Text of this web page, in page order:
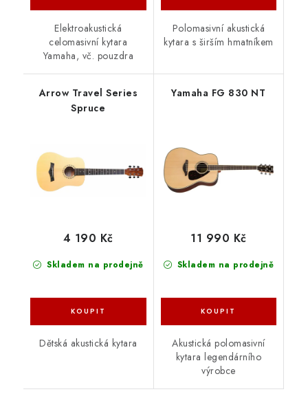
Elektroakustická
celomasivní kytara
Yamaha, vč. pouzdra
Polomasivní akustická
kytara s širším hmatníkem
Arrow Travel Series
Spruce
Skladem na prodejně
4 190 Kč
Dětská akustická kytara
Yamaha FG 830 NT
Skladem na prodejně
11 990 Kč
Akustická polomasivní
kytara legendárního
výrobce